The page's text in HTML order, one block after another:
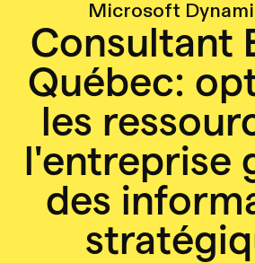
Microsoft
Consultant
Québec:
les
l'entreprise
des